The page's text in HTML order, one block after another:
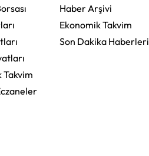
Takvim
Haber Arşivi
Ekonomik Takvim
Son Dakika Haberleri